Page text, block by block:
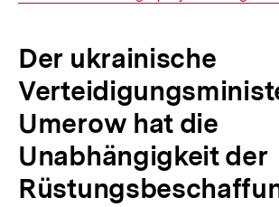
Der ukrainische
Umerow hat die
Unabhängigkeit der